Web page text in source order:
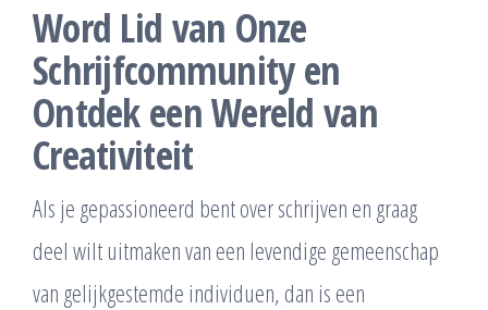
Word Lid van Onze
Schrijfcommunity en
Ontdek een Wereld van
Creativiteit
Als je gepassioneerd bent over schrijven en graag
deel wilt uitmaken van een levendige gemeenschap
van gelijkgestemde individuen, dan is een